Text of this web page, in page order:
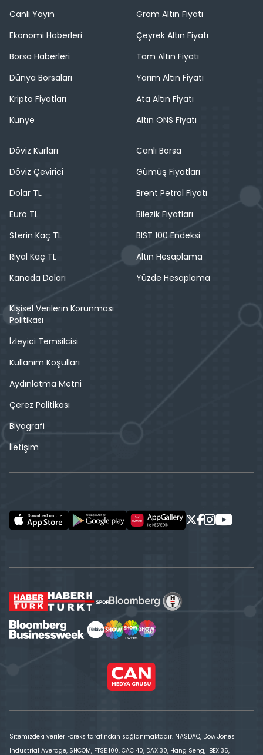
Canlı Yayın
Ekonomi Haberleri
Borsa Haberleri
Dünya Borsaları
Kripto Fiyatları
Künye
Gram Altın Fiyatı
Çeyrek Altın Fiyatı
Tam Altın Fiyatı
Yarım Altın Fiyatı
Ata Altın Fiyatı
Altın ONS Fiyatı
Döviz Kurları
Döviz Çevirici
Dolar TL
Euro TL
Sterin Kaç TL
Riyal Kaç TL
Kanada Doları
Canlı Borsa
Gümüş Fiyatları
Brent Petrol Fiyatı
Bilezik Fiyatları
BIST 100 Endeksi
Altın Hesaplama
Yüzde Hesaplama
Kişisel Verilerin Korunması
Politikası
İzleyici Temsilcisi
Kullanım Koşulları
Aydınlatma Metni
Çerez Politikası
Biyografi
İletişim
Sitemizdeki veriler Foreks tarafından sağlanmaktadır. NASDAQ, Dow Jones
Industrial Average, SHCOM, FTSE 100, CAC 40, DAX 30, Hang Seng, IBEX 35,